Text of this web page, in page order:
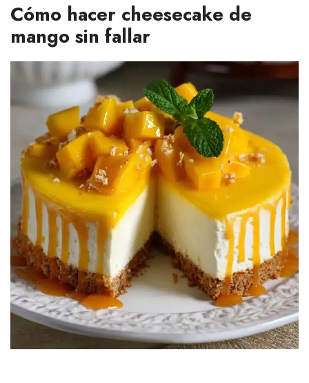
Cómo hacer cheesecake de
mango sin fallar